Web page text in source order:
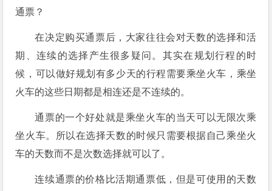
通票？
在决定购买通票后，大家往往会对天数的选择和活
期、连续的选择产生很多疑问。其实在规划行程的时
候，可以做好规划有多少天的行程需要乘坐火车，乘坐
火车的这些日期都是相连还是不连续的。
通票的一个好处就是乘坐火车的当天可以无限次乘
坐火车。所以在选择天数的时候只需要根据自己乘坐火
车的天数而不是次数选择就可以了。
连续通票的价格比活期通票低，但是可使用的天数